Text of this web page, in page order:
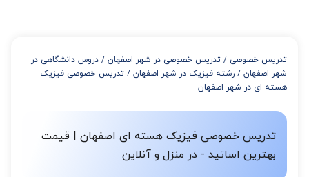
از 12 تا 15 جلسه: 7% تخفیف
از 16 تا 100 جلسه: 9% تخفیف
تدریس خصوصی / تدریس خصوصی در شهر اصفهان / دروس دانشگاهی در
شهر اصفهان / رشته فیزیک در شهر اصفهان / تدریس خصوصی فیزیک
هسته ای در شهر اصفهان
تدریس خصوصی فیزیک هسته ای اصفهان | قیمت
بهترین اساتید - در منزل و آنلاین